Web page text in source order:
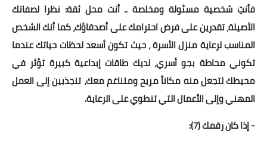
فأنتِ شخصية مسئولة ومخلصة .. أنت محل ثقة: نظرا لصفاتك
الأصيلة، تقدرين على فرض احترامك على أصدقاؤك، كما أنك الشخص
المناسب لرعاية منزل الأسرة ، حيث تكون أسعد لحظات حياتك عندما
تكوني محاطة بجو أسري، لديك طاقات إبداعية كبيرة تؤثر في
محيطك لتجعل منه مكاناً مريح ومتناغم معك، تنجذبين إلى العمل
المهني وإلى الأعمال التي تنطوي على الرعاية.
- إذا كان رقمك (7):